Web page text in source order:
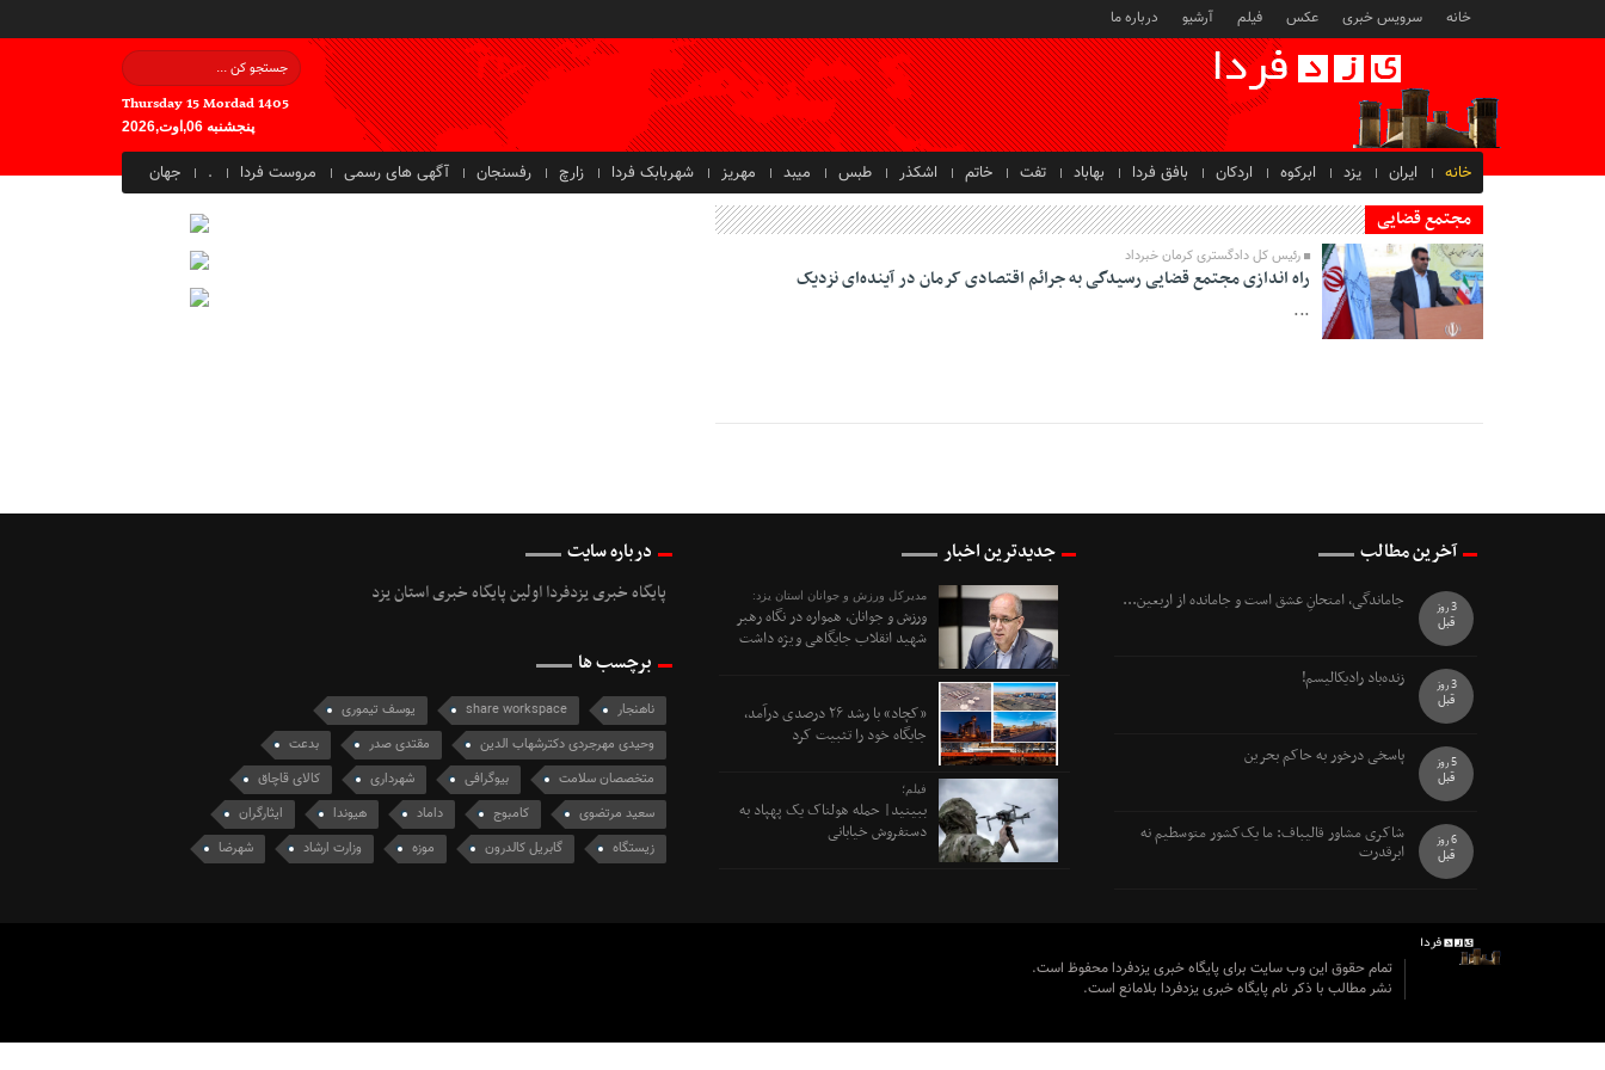
خانه سرویس خبری عکس فیلم آرشیو درباره ما
Thursday 15 Mordad 1405
پنجشنبه 06,اوت,2026
خانه ایران یزد ابرکوه اردکان بافق فردا بهاباد تفت خاتم اشکذر طبس میبد مهریز شهربابک فردا زارچ رفسنجان آگهی های رسمی مروست فردا . جهان
مجتمع قضایی
03 Shahrivar 1398 -
رئیس کل دادگستری کرمان خبرداد
راه اندازی مجتمع قضایی رسیدگی به جرائم اقتصادی کرمان در آینده‌ای نزدیک
...
آخرین مطالب
جاماندگی، امتحانِ عشق است و جامانده از اربعین...
3 روز
قبل
زنده‌باد رادیکالیسم!
3 روز
قبل
پاسخی درخور به حاکم بحرین
5 روز
قبل
شاکری مشاور قالیباف: ما یک‌کشور متوسطیم نه
ابرقدرت
6 روز
قبل
جدیدترین اخبار
مدیرکل ورزش و جوانان استان یزد:
ورزش و جوانان، همواره در نگاه رهبر
شهید انقلاب جایگاهی ویژه داشت
«کچاد» با رشد ۲۶ درصدی درآمد،
جایگاه خود را تثبیت کرد
فیلم؛
ببینید| حمله هولناک یک پهپاد به
دستفروش خیابانی
درباره سایت
پایگاه خبری یزدفردا اولین پایگاه خبری استان یزد
برچسب ها
ناهنجار share workspace
یوسف تیموری
وحیدی مهرجردی دکترشهاب الدین
مقتدی صدر
بدعت
متخصصان سلامت
بیوگرافی شهرداری
کالای قاچاق
سعید مرتضوی
کامبوج داماد هیوندا
ايثارگران
زیستگاه
گابریل کالدرون موزه وزارت ارشاد شهرضا
تمام حقوق این وب سایت برای پایگاه خبری یزدفردا محفوظ است.
نشر مطالب با ذکر نام پایگاه خبری یزدفردا بلامانع است.